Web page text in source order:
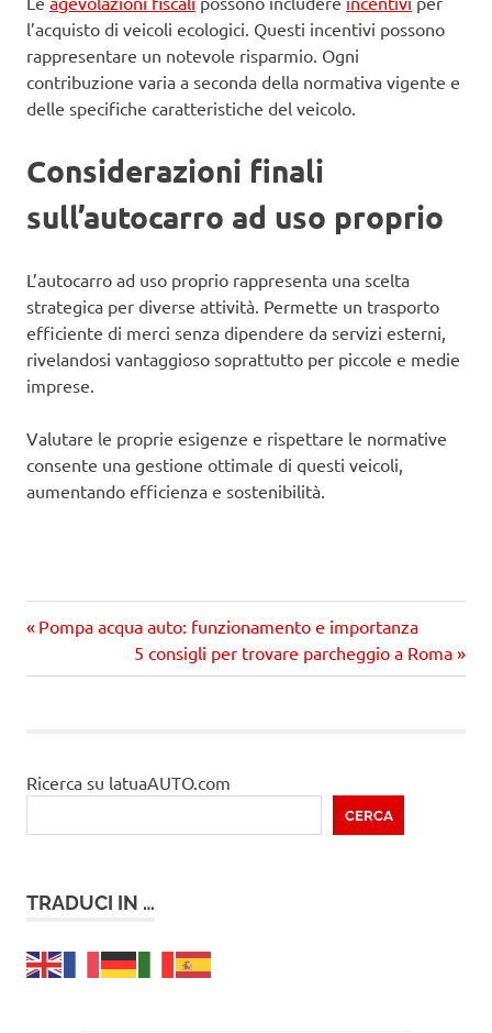
l’acquisto di veicoli ecologici. Questi incentivi possono
rappresentare un notevole risparmio. Ogni
contribuzione varia a seconda della normativa vigente e
delle specifiche caratteristiche del veicolo.
Considerazioni finali
sull’autocarro ad uso proprio
L’autocarro ad uso proprio rappresenta una scelta
strategica per diverse attività. Permette un trasporto
efficiente di merci senza dipendere da servizi esterni,
rivelandosi vantaggioso soprattutto per piccole e medie
imprese.
Valutare le proprie esigenze e rispettare le normative
consente una gestione ottimale di questi veicoli,
aumentando efficienza e sostenibilità.
Navigazione
articoli
Precedente
Pompa acqua auto: funzionamento e importanza
Prossimo
articolo
5 consigli per trovare parcheggio a Roma
Ricerca su latuaAUTO.com
CERCA
TRADUCI IN …